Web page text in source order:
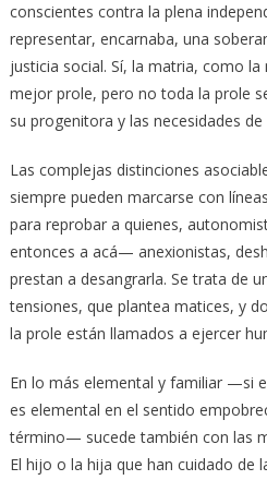
conscientes contra la plena
representar, encarnaba, una
justicia social. Sí, la matria, como
mejor prole, pero no toda la prole
su progenitora y las necesidades de
Las complejas distinciones
siempre pueden marcarse con
para reprobar a quienes,
entonces a acá— anexionistas,
prestan a desangrarla. Se trata de
tensiones, que plantea matices, y
la prole están llamados a ejercer
En lo más elemental y familiar —si
es elemental en el sentido
término— sucede también con las
El hijo o la hija que han cuidado de